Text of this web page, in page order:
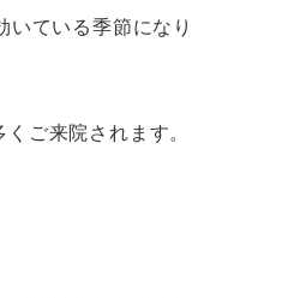
ている季節になり
ご来院されます。